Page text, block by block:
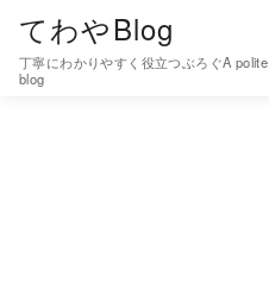
てわやBlog
丁寧にわかりやすく役立つぶろぐA
blog